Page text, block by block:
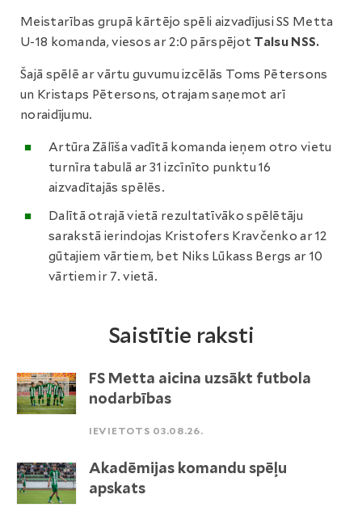
Meistarības grupā kārtējo spēli aizvadījusi SS Metta
U-18 komanda, viesos ar 2:0 pārspējot Talsu NSS.
Šajā spēlē ar vārtu guvumu izcēlās Toms Pētersons
un Kristaps Pētersons, otrajam saņemot arī
noraidījumu.
Artūra Zālīša vadītā komanda ieņem otro vietu
turnīra tabulā ar 31 izcīnīto punktu 16
aizvadītajās spēlēs.
Dalītā otrajā vietā rezultatīvāko spēlētāju
sarakstā ierindojas Kristofers Kravčenko ar 12
gūtajiem vārtiem, bet Niks Lūkass Bergs ar 10
vārtiem ir 7. vietā.
Saistītie raksti
FS Metta aicina uzsākt futbola
nodarbības
IEVIETOTS 03.08.26.
Akadēmijas komandu spēļu
apskats